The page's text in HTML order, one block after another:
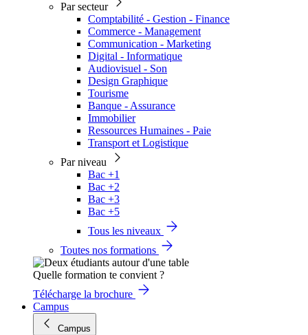
Par secteur
Comptabilité - Gestion - Finance
Commerce - Management
Communication - Marketing
Digital - Informatique
Audiovisuel - Son
Design Graphique
Tourisme
Banque - Assurance
Immobilier
Ressources Humaines - Paie
Transport et Logistique
Par niveau
Bac +1
Bac +2
Bac +3
Bac +5
Tous les niveaux
Toutes nos formations
Quelle formation te convient ?
Télécharge la brochure
Campus
Campus